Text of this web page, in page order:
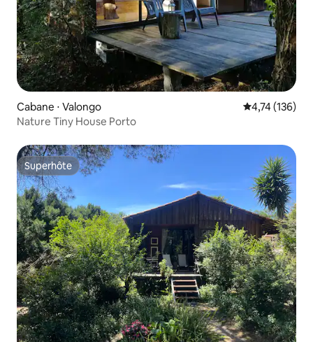
Cabane ⋅ Valongo Évaluation
4,74 (136)
Nature Tiny House Porto
Superhôte
Superhôte